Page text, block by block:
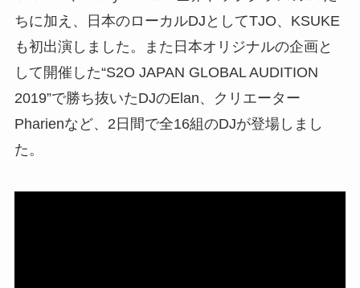
ちに加え、日本のローカルDJとしてTJO、KSUKE
も初出演しました。また日本オリジナルの企画と
して開催した“S2O JAPAN GLOBAL AUDITION
2019”で勝ち抜いたDJのElan、クリエーター
Pharienなど、2日間で全16組のDJが登場しまし
た。